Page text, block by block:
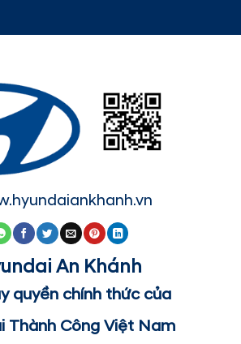
An Khánh
quyền chính thức của
Thành Công Việt Nam